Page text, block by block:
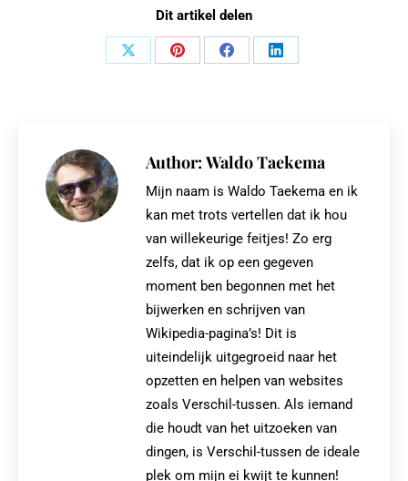
Dit artikel delen
Share
Share
Share
Share
Author: Waldo Taekema
Mijn naam is Waldo Taekema en ik
kan met trots vertellen dat ik hou
van willekeurige feitjes! Zo erg
zelfs, dat ik op een gegeven
moment ben begonnen met het
bijwerken en schrijven van
Wikipedia-pagina’s! Dit is
uiteindelijk uitgegroeid naar het
opzetten en helpen van websites
zoals Verschil-tussen. Als iemand
die houdt van het uitzoeken van
dingen, is Verschil-tussen de ideale
plek om mijn ei kwijt te kunnen!